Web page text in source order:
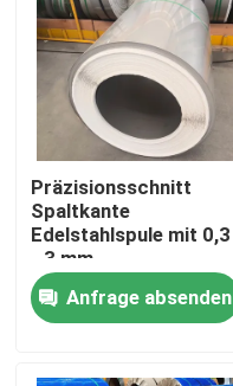
Präzisionsschnitt
Spaltkante
Edelstahlspule mit 0,3
- 3 mm
Anfrage absenden